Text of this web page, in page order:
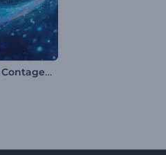
Introdução Contagem Regressiva do Túnel Cósmico